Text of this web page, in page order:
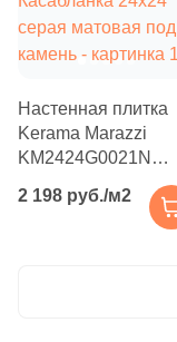
Настенная плитка
Kerama Marazzi
KM2424G0021N
Касабланка 24x24
серая матовая под
2 198 руб./м2